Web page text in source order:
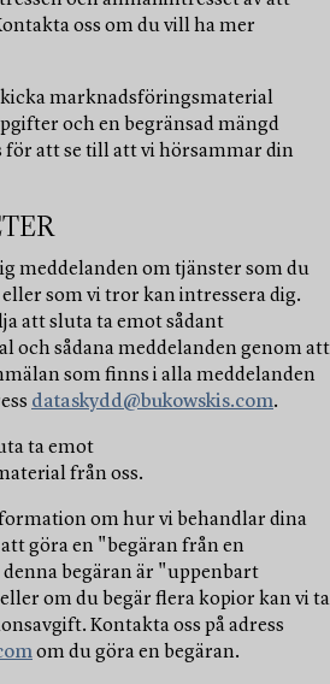
oss om du vill ha mer
marknadsföringsmaterial
och en begränsad mängd
att se till att vi hörsammar din
meddelanden om tjänster som du
som vi tror kan intressera dig.
att sluta ta emot sådant
och sådana meddelanden genom att
som finns i alla meddelanden
dataskydd@bukowskis.com.
ta emot
från oss.
om hur vi behandlar dina
göra en "begäran från en
begäran är "uppenbart
om du begär flera kopior kan vi ta
Kontakta oss på adress
om du göra en begäran.